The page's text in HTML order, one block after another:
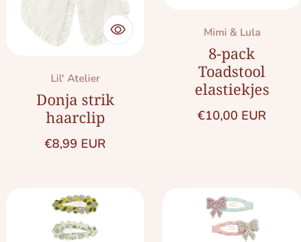
Merk:
Lil' Atelier
Donja strik
haarclip
Normale prijs
€8,99 EUR
Merk:
Mimi & Lula
8-pack
Toadstool
elastiekjes
Normale prijs
€10,00 EUR